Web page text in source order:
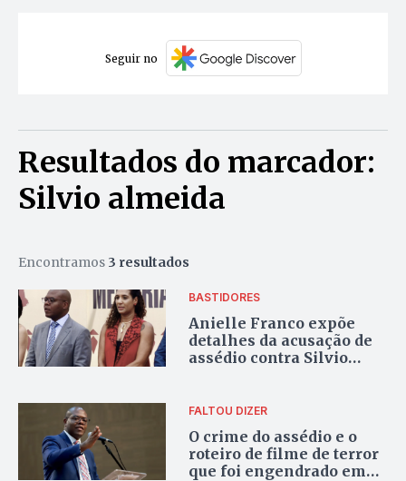
Seguir no
Resultados do marcador:
Silvio almeida
Encontramos 3 resultados
BASTIDORES
Anielle Franco expõe
detalhes da acusação de
assédio contra Silvio
FALTOU DIZER
O crime do assédio e o
roteiro de filme de terror
que foi engendrado em